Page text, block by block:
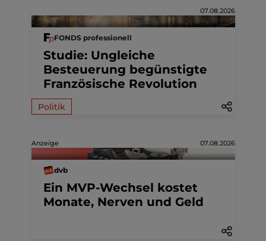
07.08.2026
FONDS professionell
Studie: Ungleiche
Besteuerung begünstigte
Französische Revolution
Politik
Anzeige 07.08.2026
dvb
Ein MVP-Wechsel kostet
Monate, Nerven und Geld